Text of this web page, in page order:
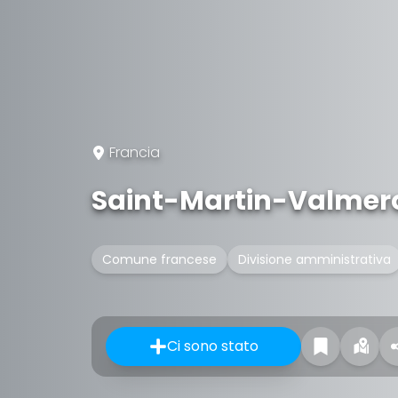
Francia
Saint-Martin-
Comune francese Divisione amministrativa
Ci sono stato